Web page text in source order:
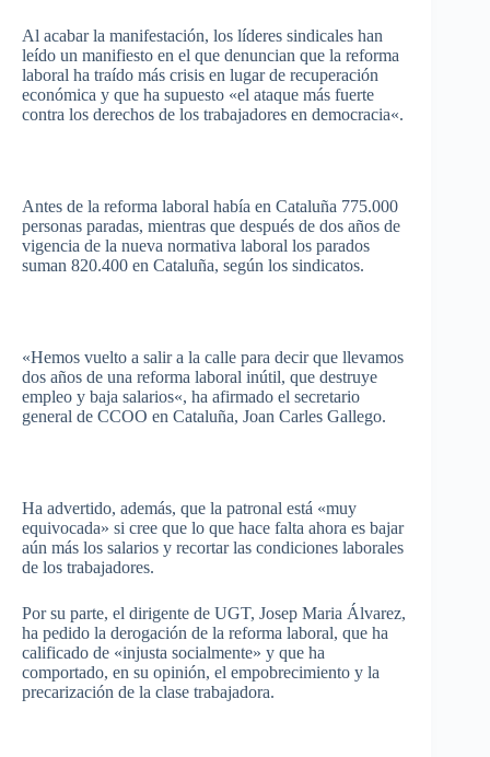
Al acabarla manifestación, los líderes sindicales han
leído un manifiesto en el que denuncian que la reforma
laboral ha traído más crisis en lugarde recuperación
económica y que ha supuesto «el ataque más fuerte
contra los derechos de los trabajadores en democracia«.
Antes de la reforma laboral había en Cataluña 775.000
personas paradas, mientras que después de dos años de
vigencia de la nueva normativa laboral los parados
suman 820.400 en Cataluña, según los sindicatos.
«Hemos vuelto a salira la calle para decir que llevamos
dos años de una reforma laboral inútil, que destruye
empleo y baja salarios«, ha afirmado el secretario
general de CCOO en Cataluña, Joan Carles Gallego.
Ha advertido, además, que la patronal está «muy
equivocada» si cree que lo que hace falta ahora es bajar
aún más los salarios y recortar las condiciones laborales
de los trabajadores.
Por su parte, el dirigente de UGT, Josep Maria Álvarez,
ha pedido la derogación de la reforma laboral, que ha
calificado de «injusta socialmente» y que ha
comportado, en su opinión, el empobrecimiento y la
precarización de la clase trabajadora.